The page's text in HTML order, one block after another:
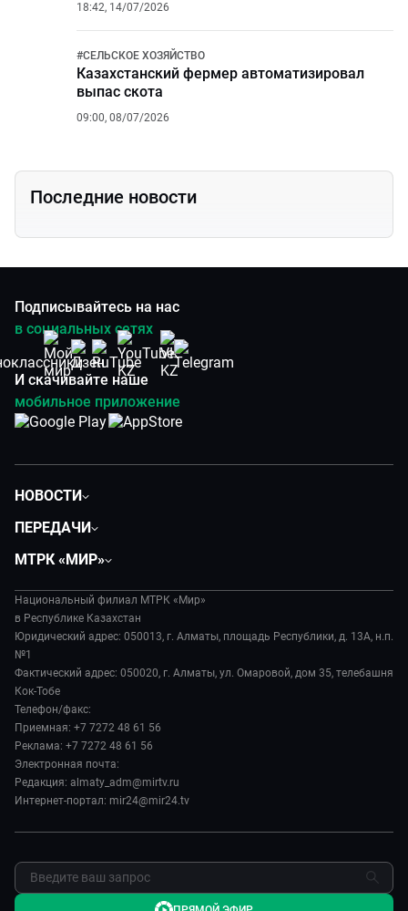
18:42, 14/07/2026
#СЕЛЬСКОЕ ХОЗЯЙСТВО
Казахстанский фермер автоматизировал
выпас скота
09:00, 08/07/2026
Последние новости
Подписывайтесь на нас
в социальных сетях
И скачивайте наше
мобильное приложение
НОВОСТИ
Экономика
Происшествия
Наука и технологии
Здоровье и медицина
Спорт
Авто
Культура
ПЕРЕДАЧИ
Вместе выгодно
Евразия. Культурно
Евразия. Регионы
Наши иностранцы
Пять причин поехать в...
Сделано в Содружестве
МТРК «МИР»
История
Руководство
Лица мира
Пресса о нас
Карьера
Реклама
Обратная связь
Национальный филиал МТРК «Мир»
в Республике Казахстан
Юридический адрес: 050013, г. Алматы, площадь Республики, д. 13А, н.п.
№1
Фактический адрес: 050020, г. Алматы, ул. Омаровой, дом 35, телебашня
Кок-Тобе
Телефон/факс:
Приемная: +7 7272 48 61 56
Реклама: +7 7272 48 61 56
Электронная почта:
Редакция: almaty_adm@mirtv.ru
Интернет-портал: mir24@mir24.tv